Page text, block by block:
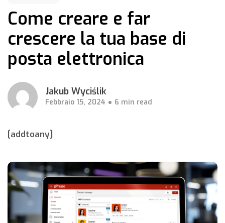
Come creare e far
crescere la tua base di
posta elettronica
Jakub Wyciślik
Febbraio 15, 2024 6 min read
[addtoany]